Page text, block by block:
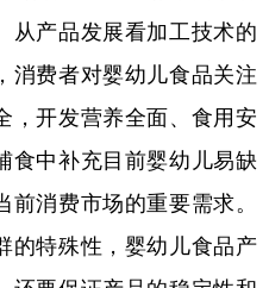
从产品发展看加工技术的
消费者对婴幼儿食品关注
，开发营养全面、食用安
食中补充目前婴幼儿易缺
消费市场的重要需求。
的特殊性，婴幼儿食品产